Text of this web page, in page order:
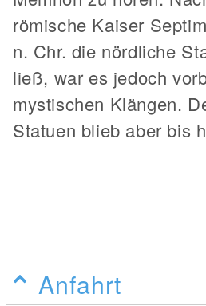
römische Kaiser
n. Chr. die nördliche
ließ, war es jedoch
mystischen Klängen.
Statuen blieb aber bis
Anfahrt